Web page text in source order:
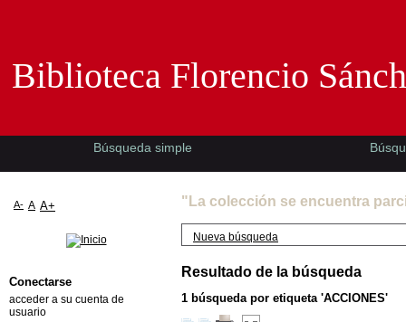
"La colección se encuentra
Nueva búsqueda
Resultado de la búsqueda
1 búsqueda por etiqueta 'ACCIONES'
Biblioteca Florencio
Búsqueda simple
A- A A+
Conectarse
acceder a su cuenta de
usuario